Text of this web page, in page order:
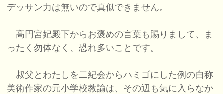
デッサン力は無いので真似できません。
高円宮妃殿下からお褒めの言葉も賜りまして、ま
ったく勿体なく、恐れ多いことです。
叔父とわたしを二紀会からハミゴにした例の自称
美術作家の元小学校教諭は、その辺も気に入らなか